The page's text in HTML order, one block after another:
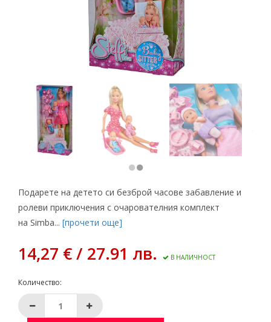
Подарете на детето си безброй часове забавление и
ролеви приключения с очарователния комплект
на Simba... [прочети още]
14,27 € / 27.91 лв. В НАЛИЧНОСТ
Количество: